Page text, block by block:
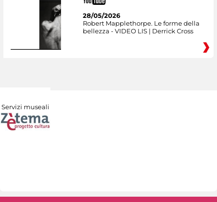
28/05/2026
Robert Mapplethorpe. Le forme della
bellezza - VIDEO LIS | Derrick Cross
Servizi museali